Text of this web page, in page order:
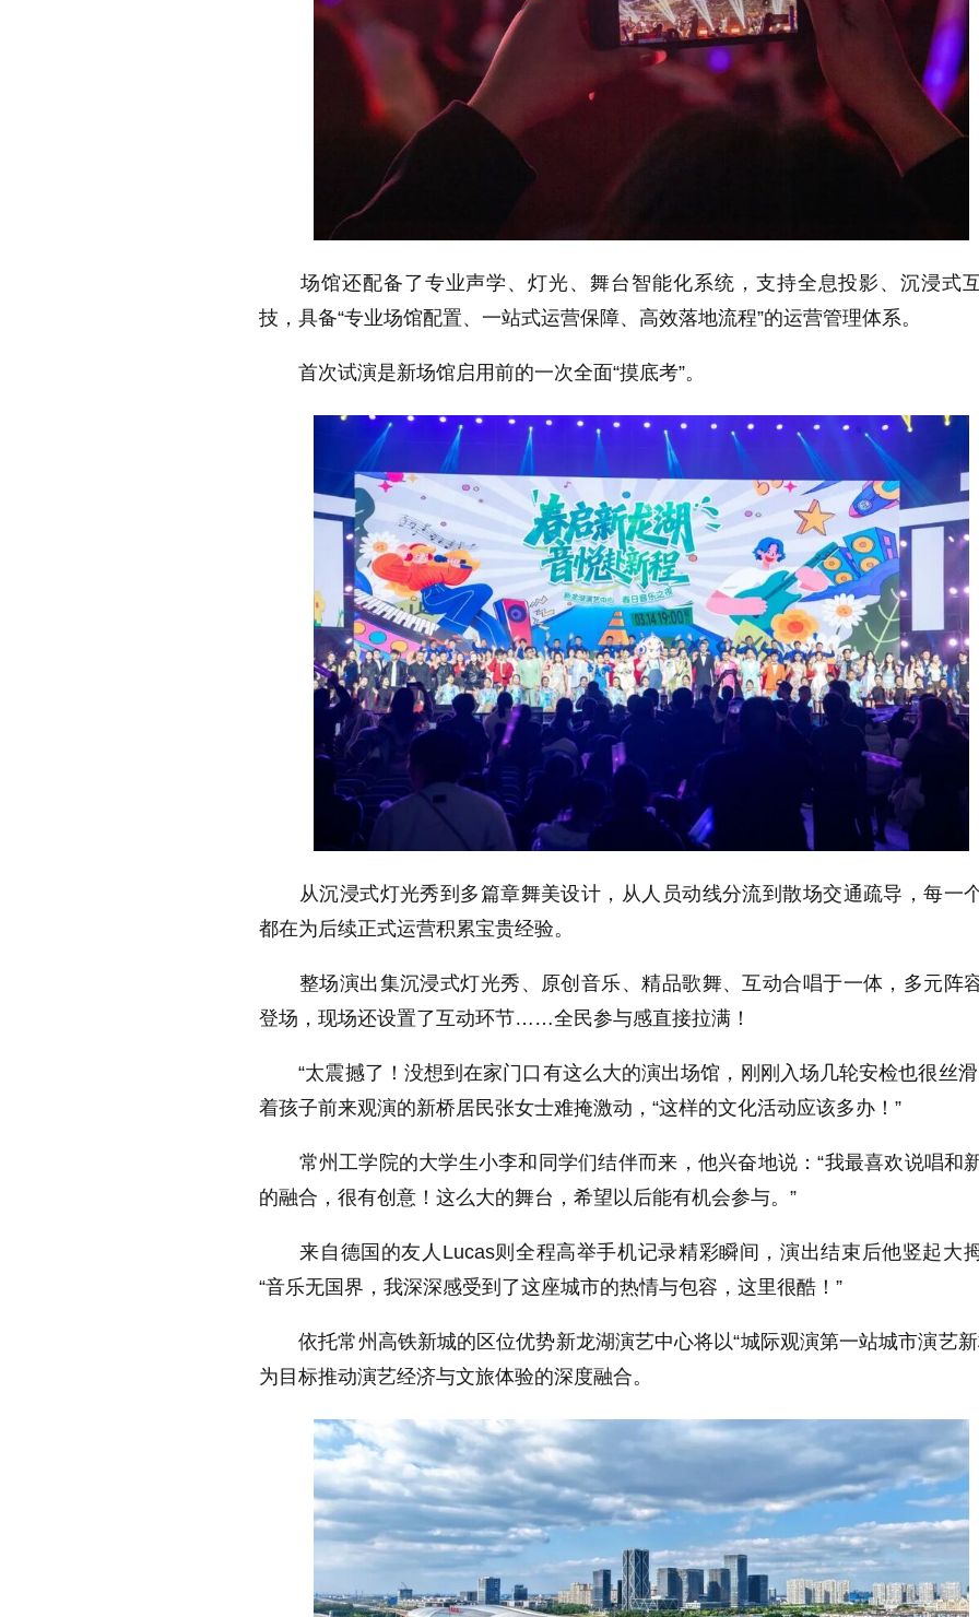
场馆还配备了专业声学、灯光、舞台智能化系统，支持全息投影、沉浸式
技，具备“专业场馆配置、一站式运营保障、高效落地流程”的运营管理体系。
首次试演是新场馆启用前的一次全面“摸底考”。
从沉浸式灯光秀到多篇章舞美设计，从人员动线分流到散场交通疏导，每一
都在为后续正式运营积累宝贵经验。
整场演出集沉浸式灯光秀、原创音乐、精品歌舞、互动合唱于一体，多元阵
登场，现场还设置了互动环节……全民参与感直接拉满！
“太震撼了！没想到在家门口有这么大的演出场馆，刚刚入场几轮安检也很丝滑
着孩子前来观演的新桥居民张女士难掩激动，“这样的文化活动应该多办！”
常州工学院的大学生小李和同学们结伴而来，他兴奋地说：“我最喜欢说唱和
的融合，很有创意！这么大的舞台，希望以后能有机会参与。”
来自德国的友人Lucas则全程高举手机记录精彩瞬间，演出结束后他竖起大
“音乐无国界，我深深感受到了这座城市的热情与包容，这里很酷！”
依托常州高铁新城的区位优势新龙湖演艺中心将以“城际观演第一站城市演艺新
为目标推动演艺经济与文旅体验的深度融合。